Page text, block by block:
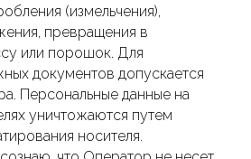
(измельчения),
превращения в
или порошок. Для
документов допускается
Персональные данные на
уничтожаются путем
носителя.